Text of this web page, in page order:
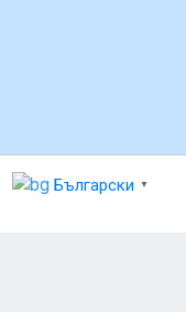
Български ▼